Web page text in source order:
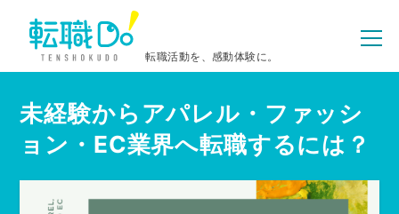
転職活動を、感動体験に。
未経験からアパレル・ファッシ
ョン・EC業界へ転職するには？